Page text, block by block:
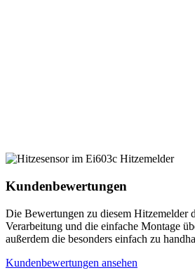
Kundenbewertungen
Die Bewertungen zu diesem Hitzemelder
Verarbeitung und die einfache Montage
außerdem die besonders einfach zu
Kundenbewertungen ansehen